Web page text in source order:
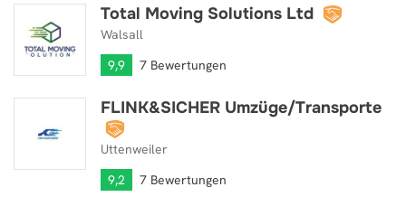
Total Moving Solutions Ltd
Walsall
9,9
7 Bewertungen
Total Moving Solutions Ltd
FLINK&SICHER Umzüge/Transporte
Uttenweiler
9,2
7 Bewertungen
FLINK&SICHER Umzüge/Transporte